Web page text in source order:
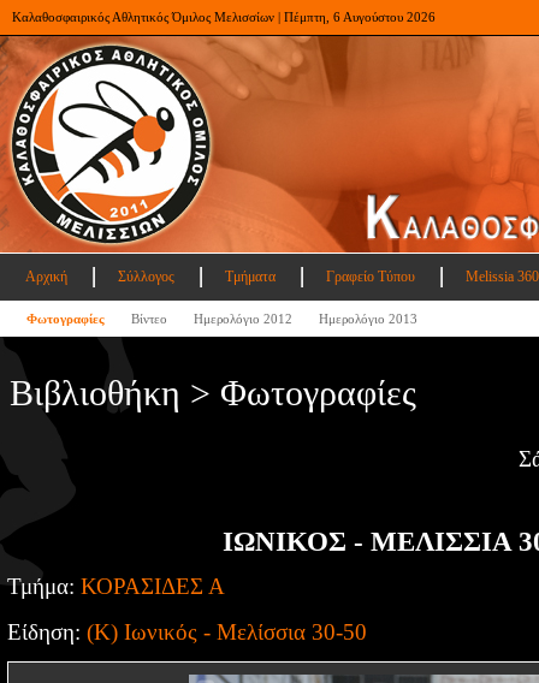
Καλαθοσφαιρικός Αθλητικός Όμιλος Μελισσίων | Πέμπτη, 6 Αυγούστου 2026
Αρχική Σύλλογος Τμήματα Γραφείο Τύπου Melissia
Φωτογραφίες Βίντεο Ημερολόγιο 2012 Ημερολόγιο 2013
Βιβλιοθήκη > Φωτογραφίες
ΙΩΝΙΚΟΣ - ΜΕΛΙΣΣΙΑ
Τμήμα: ΚΟΡΑΣΙΔΕΣ Α
Είδηση: (Κ) Ιωνικός - Μελίσσια 30-50